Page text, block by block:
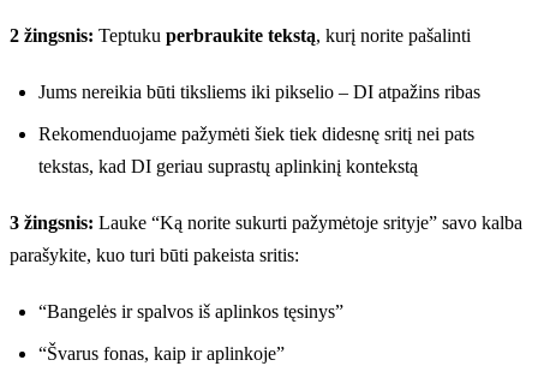
2 žingsnis: Teptuku perbraukite tekstą, kurį norite pašalinti
Jums nereikia būti tiksliems iki pikselio – DI atpažins ribas
Rekomenduojame pažymėti šiek tiek didesnę sritį nei pats
tekstas, kad DI geriau suprastų aplinkinį kontekstą
3 žingsnis: Lauke “Ką norite sukurti pažymėtoje srityje” savo kalba
parašykite, kuo turi būti pakeista sritis:
“Bangelės ir spalvos iš aplinkos tęsinys”
“Švarus fonas, kaip ir aplinkoje”